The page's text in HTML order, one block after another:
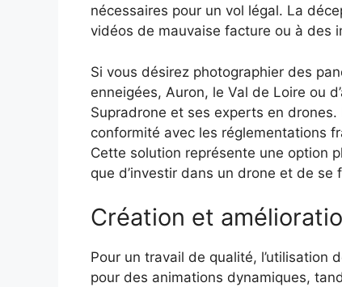
nécessaires pour un vol légal. La
vidéos de mauvaise facture ou à des
Si vous désirez photographier des
enneigées, Auron, le Val de Loire ou
Supradrone et ses experts en
conformité avec les réglementations
Cette solution représente une option
que d’investir dans un drone et de se
Création et
Pour un travail de qualité, l’utilisation
pour des animations dynamiques,